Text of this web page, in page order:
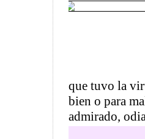
que tuvo la
bien o para
admirado,